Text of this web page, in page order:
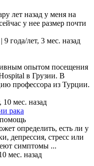
лет назад у меня на
у нее размер почти
| 9 года/лет, 3 мес. назад
опытом посещения
в Грузии. В
профессора из Турции.
10 мес. назад
рака
определить, есть ли у
депрессия, стресс или
симптомы ...
мес. назад